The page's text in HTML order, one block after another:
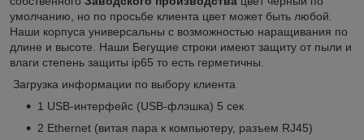
умолчанию, но по просьбе клиента цвет может быть любой.
Наши корпуса универсальны с возможностью наращивания по
длине и высоте. Наши Бегущие строки имеют защиту от пыли и
влаги степень защиты ip65 то есть герметичны.
Загрузка информации по выбору клиента
1 USB-интерфейс (USB-флэшка) 5 сек
2 Ethernet (витая пара к компьютеру, разъем RJ45)